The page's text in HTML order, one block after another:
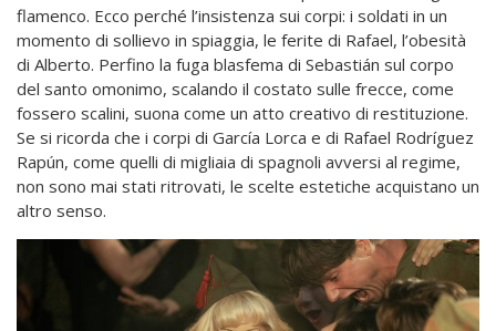
flamenco. Ecco perché l’insistenza sui corpi: i soldati in un
momento di sollievo in spiaggia, le ferite di Rafael, l’obesità
di Alberto. Perfino la fuga blasfema di Sebastián sul corpo
del santo omonimo, scalando il costato sulle frecce, come
fossero scalini, suona come un atto creativo di restituzione.
Se si ricorda che i corpi di García Lorca e di Rafael Rodríguez
Rapún, come quelli di migliaia di spagnoli avversi al regime,
non sono mai stati ritrovati, le scelte estetiche acquistano un
altro senso.